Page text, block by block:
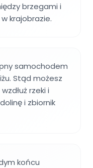
brzegami i
krajobrazie.
samochodem
Stąd możesz
rzeki i
i zbiornik
końcu